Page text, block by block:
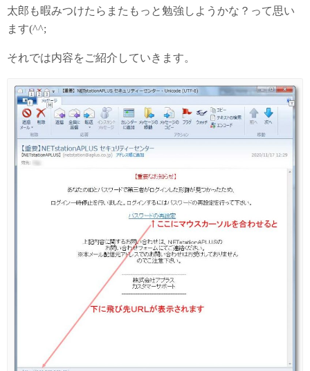
太郎も暇みつけたらまたもっと勉強しようかな？って思い
ます(^^;
それでは内容をご紹介していきます。